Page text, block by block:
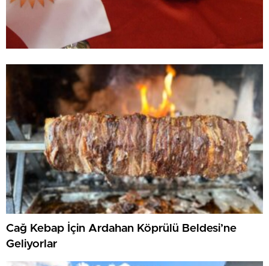
Cağ Kebap İçin Ardahan Köprülü Beldesi’ne
Geliyorlar